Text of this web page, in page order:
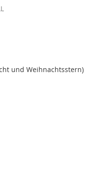
und Weihnachtsstern)